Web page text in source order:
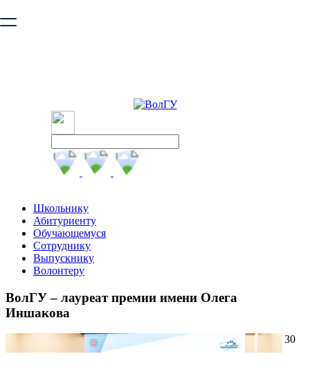
безопасную работу с сайтом. Пожалуйста
Школьнику
Абитуриенту
Обучающемуся
Сотруднику
Выпускнику
Волонтеру
ВолГУ – лауреат премии имени Олега
Иншакова
30